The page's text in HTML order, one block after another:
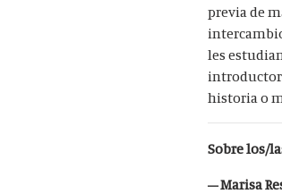
previa de
les
historia o
Sobre los/
– Marisa